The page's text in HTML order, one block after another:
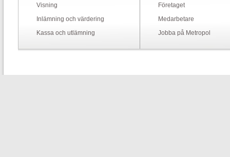
Visning
Inlämning och värdering
Kassa och utlämning
Företaget
Medarbetare
Jobba på Metropol